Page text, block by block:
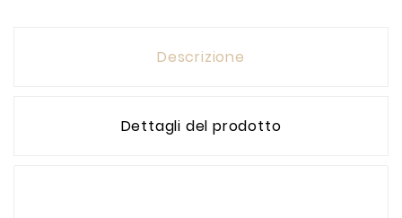
Descrizione
Dettagli del prodotto